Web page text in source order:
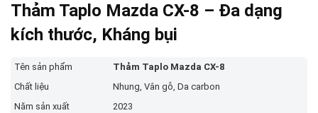
Thảm Taplo Mazda CX-8 – Đa dạng
kích thước, Kháng bụi
Tên sản phẩm
Thảm Taplo Mazda CX-8
Chất liệu
Nhung, Vân gỗ, Da carbon
Năm sản xuất
2023